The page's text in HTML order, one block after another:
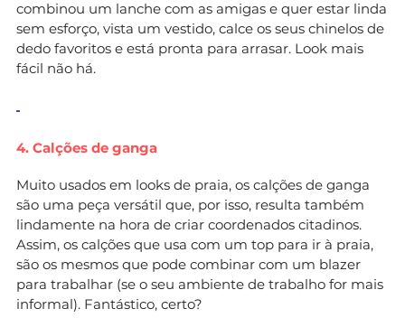
combinou um lanche com as amigas e quer estar linda
sem esforço, vista um vestido, calce os seus chinelos de
dedo favoritos e está pronta para arrasar. Look mais
fácil não há.
4. Calções de ganga
Muito usados em looks de praia, os calções de ganga
são uma peça versátil que, por isso, resulta também
lindamente na hora de criar coordenados citadinos.
Assim, os calções que usa com um top para ir à praia,
são os mesmos que pode combinar com um blazer
para trabalhar (se o seu ambiente de trabalho for mais
informal). Fantástico, certo?